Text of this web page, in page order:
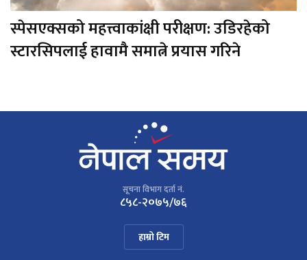
स्पेसएक्सको महत्त्वाकांक्षी परीक्षण: उडिरहेको
स्टारसिपलाई हावामै समात्ने प्रयास गरिने
सूचना विभाग दर्ता नं.
८५८-२०७५/७६
हाम्रो टिम